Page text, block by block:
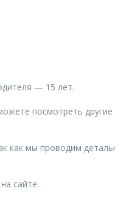
— 15 лет.
посмотреть другие
как мы проводим
сайте.